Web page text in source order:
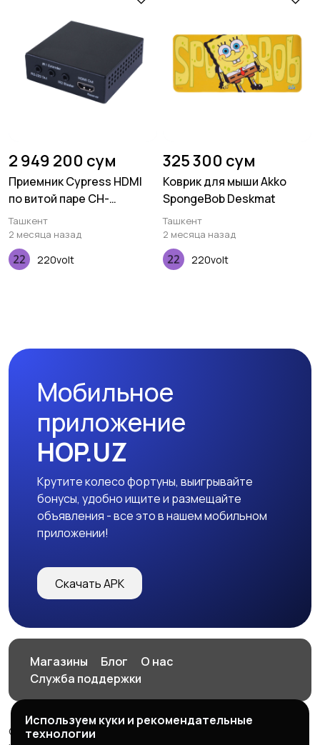
2 949 200 сум
Приемник Cypress HDMI
по витой паре CH-
506RXPLBD
Ташкент
2 месяца назад
220volt
325 300 сум
Коврик для мыши Akko
SpongeBob Deskmat
Ташкент
2 месяца назад
220volt
Мобильное
приложение
HOP.UZ
Крутите колесо фортуны, выигрывайте
бонусы, удобно ищите и размещайте
объявления - все это в нашем мобильном
приложении!
Скачать APK
Магазины Блог
О нас
Служба поддержки
© 2026 HOP.UZ
Используем куки и рекомендательные
технологии